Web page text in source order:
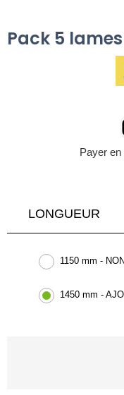
Pack 5
Payer
LONGUEUR
1150 mm -
1450 mm -